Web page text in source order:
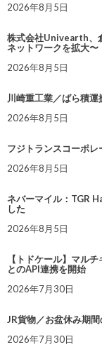
2026年8月5日
株式会社Univearth、
ネットワークを拡大〜
2026年8月5日
川崎重工業／ばら積
2026年8月5日
フジトランスコーポ
2026年8月5日
ネバーマイル：TGR
した
2026年8月5日
【トドケール】マル
とのAPI連携を開始
2026年7月30日
JR貨物／お盆休み期
2026年7月30日